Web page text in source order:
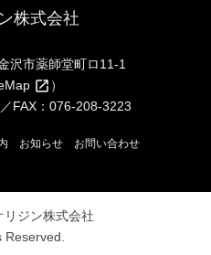
沢市薬師堂町ロ11-1
）
FAX：076-208-3223
お知らせ お問い合わせ
ジン株式会社
Reserved.